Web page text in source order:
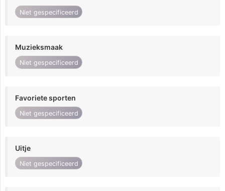
Niet gespecificeerd
Muzieksmaak
Niet gespecificeerd
Favoriete sporten
Niet gespecificeerd
Uitje
Niet gespecificeerd